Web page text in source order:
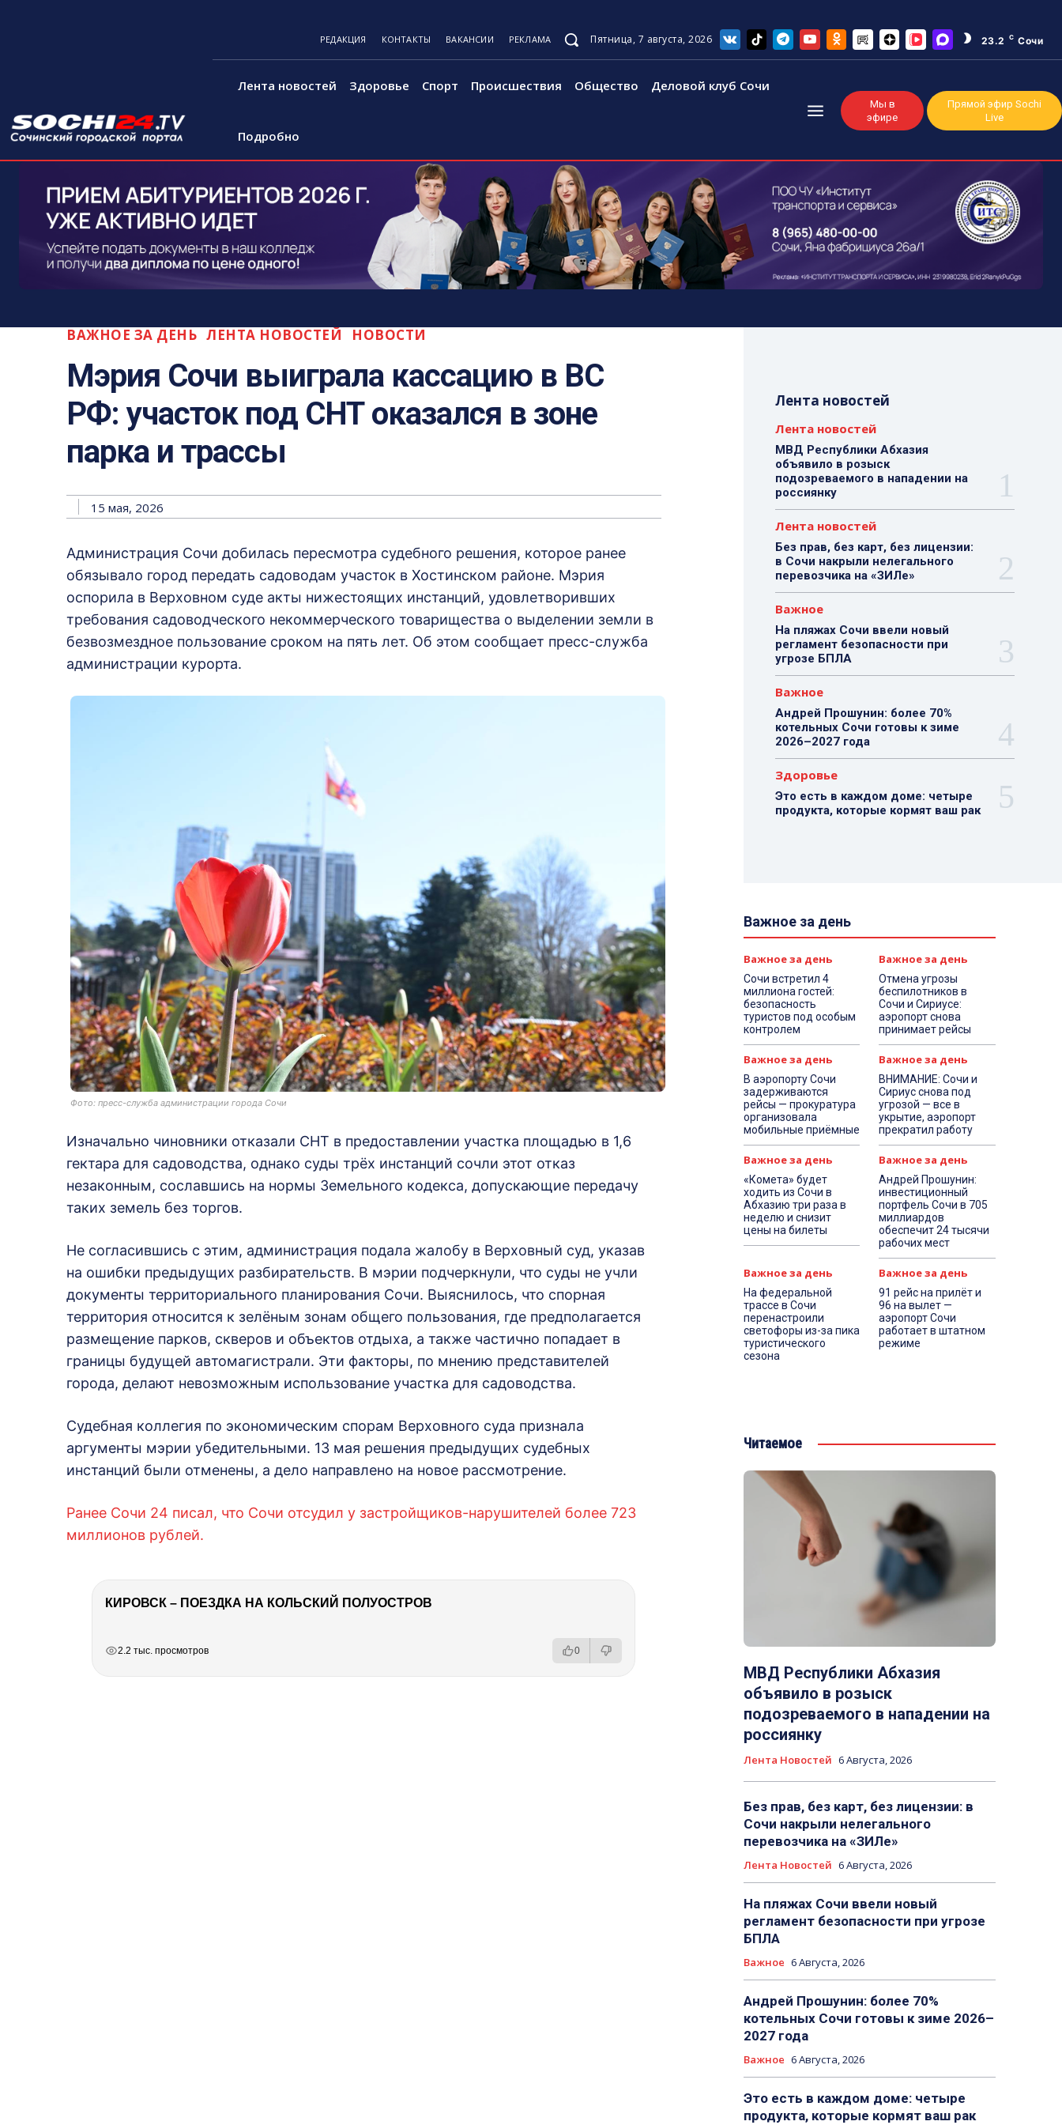
РЕДАКЦИЯ КОНТАКТЫ ВАКАНСИИ РЕКЛАМА Пятница, 7 августа, 2026 23.2 C Сочи
Лента новостей Здоровье Спорт Происшествия Общество Деловой клуб Сочи
Подробно
Мы в
эфире
Прямой эфир Sochi
Live
ВАЖНОЕ ЗА ДЕНЬ ЛЕНТА НОВОСТЕЙ НОВОСТИ
Мэрия Сочи выиграла кассацию в ВС
РФ: участок под СНТ оказался в зоне
парка и трассы
15 мая, 2026
Администрация Сочи добилась пересмотра судебного решения, которое ранее
обязывало город передать садоводам участок в Хостинском районе. Мэрия
оспорила в Верховном суде акты нижестоящих инстанций, удовлетворивших
требования садоводческого некоммерческого товарищества о выделении земли в
безвозмездное пользование сроком на пять лет. Об этом сообщает пресс-служба
администрации курорта.
Фото: пресс-служба администрации города Сочи
Изначально чиновники отказали СНТ в предоставлении участка площадью в 1,6
гектара для садоводства, однако суды трёх инстанций сочли этот отказ
незаконным, сославшись на нормы Земельного кодекса, допускающие передачу
таких земель без торгов.
Не согласившись с этим, администрация подала жалобу в Верховный суд, указав
на ошибки предыдущих разбирательств. В мэрии подчеркнули, что суды не учли
документы территориального планирования Сочи. Выяснилось, что спорная
территория относится к зелёным зонам общего пользования, где предполагается
размещение парков, скверов и объектов отдыха, а также частично попадает в
границы будущей автомагистрали. Эти факторы, по мнению представителей
города, делают невозможным использование участка для садоводства.
Судебная коллегия по экономическим спорам Верховного суда признала
аргументы мэрии убедительными. 13 мая решения предыдущих судебных
инстанций были отменены, а дело направлено на новое рассмотрение.
Ранее Сочи 24 писал, что Сочи отсудил у застройщиков-нарушителей более 723
миллионов рублей.
КИРОВСК – ПОЕЗДКА НА КОЛЬСКИЙ ПОЛУОСТРОВ
2.2 тыс. просмотров 0
Лента новостей
Лента новостей
МВД Республики Абхазия
объявило в розыск
подозреваемого в нападении на
россиянку
Лента новостей
Без прав, без карт, без лицензии:
в Сочи накрыли нелегального
перевозчика на «ЗИЛе»
Важное
На пляжах Сочи ввели новый
регламент безопасности при
угрозе БПЛА
Важное
Андрей Прошунин: более 70%
котельных Сочи готовы к зиме
2026–2027 года
Здоровье
Это есть в каждом доме: четыре
продукта, которые кормят ваш рак
Важное за день
Важное за день
Сочи встретил 4
миллиона гостей:
безопасность
туристов под особым
контролем
Важное за день
Отмена угрозы
беспилотников в
Сочи и Сириусе:
аэропорт снова
принимает рейсы
Важное за день
В аэропорту Сочи
задерживаются
рейсы — прокуратура
организовала
мобильные приёмные
Важное за день
ВНИМАНИЕ: Сочи и
Сириус снова под
угрозой — все в
укрытие, аэропорт
прекратил работу
Важное за день
«Комета» будет
ходить из Сочи в
Абхазию три раза в
неделю и снизит
цены на билеты
Важное за день
Андрей Прошунин:
инвестиционный
портфель Сочи в 705
миллиардов
обеспечит 24 тысячи
рабочих мест
Важное за день
На федеральной
трассе в Сочи
перенастроили
светофоры из-за пика
туристического
сезона
Важное за день
91 рейс на прилёт и
96 на вылет —
аэропорт Сочи
работает в штатном
режиме
Читаемое
МВД Республики Абхазия
объявило в розыск
подозреваемого в нападении на
россиянку
Лента Новостей 6 Августа, 2026
Без прав, без карт, без лицензии: в
Сочи накрыли нелегального
перевозчика на «ЗИЛе»
Лента Новостей 6 Августа, 2026
На пляжах Сочи ввели новый
регламент безопасности при угрозе
БПЛА
Важное 6 Августа, 2026
Андрей Прошунин: более 70%
котельных Сочи готовы к зиме 2026–
2027 года
Важное 6 Августа, 2026
Это есть в каждом доме: четыре
продукта, которые кормят ваш рак